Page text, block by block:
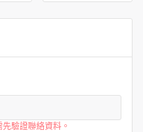
驗證聯絡資料。